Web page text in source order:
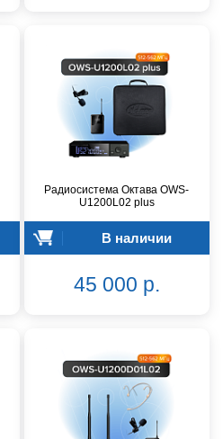
Радиосистема Октава OWS-
U1200L02 plus
В наличии
45 000 р.